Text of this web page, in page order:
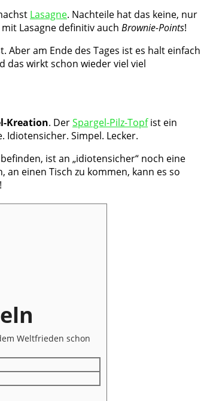
Lasagne. Nachteile hat das keine, nur
Lasagne definitiv auch Brownie-Points!
Aber am Ende des Tages ist es halt einfach
das wirkt schon wieder viel viel
Kreation. DerSpargel-Pilz-Topfist ein
Idiotensicher. Simpel. Lecker.
ist an „idiotensicher“ noch eine
einen Tisch zu kommen, kann es so
Weltfrieden schon